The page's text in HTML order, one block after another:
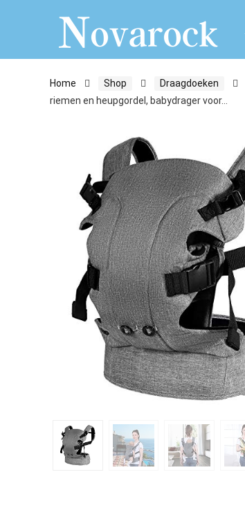
Home Shop Draagdoeken
riemen en heupgordel, babydrager voor…